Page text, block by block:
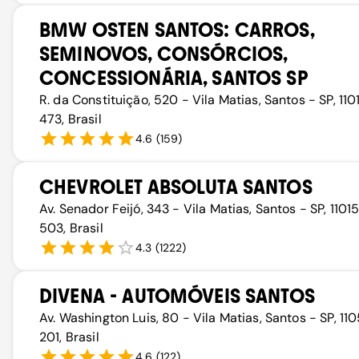
BMW OSTEN SANTOS: CARROS,
SEMINOVOS, CONSÓRCIOS,
CONCESSIONÁRIA, SANTOS SP
R. da Constituição, 520 - Vila Matias, Santos - SP,
473, Brasil
4.6 (159)
CHEVROLET ABSOLUTA SANTOS
Av. Senador Feijó, 343 - Vila Matias, Santos - SP,
503, Brasil
4.3 (1222)
DIVENA - AUTOMÓVEIS SANTOS
Av. Washington Luis, 80 - Vila Matias, Santos - SP,
201, Brasil